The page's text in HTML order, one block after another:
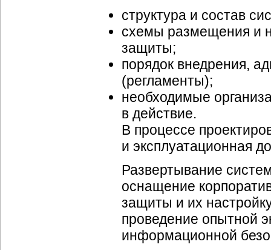
структура и состав
схемы размещения и
защиты;
порядок внедрения,
(регламенты);
необходимые
в действие.
В процессе
и эксплуатационная
Развертывание
оснащение
защиты и их
проведение опытной
информационной